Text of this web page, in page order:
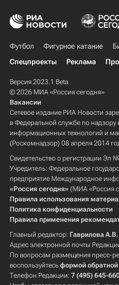
Футбол Фигурное катание
Спецпроекты
Реклама
Версия 2023.1 Beta
© 2026 МИА «Россия сегодня»
Вакансии
Сетевое издание РИА Новости
в Федеральной службе по надзору
информационных технологий и
(Роскомнадзор) 08 апреля 2014
Свидетельство о регистрации
Учредитель: Федеральное
предприятие Международное
«Россия сегодня» (МИА «Россия
Правила использования
Политика конфиденциальности
Правила применения
Главный редактор: Гаврилова А.В.
Адрес электронной почты
По вопросам размещения пресс-
воспользуйтесьформой обратной
Телефон Редакции: 7 (495) 645-